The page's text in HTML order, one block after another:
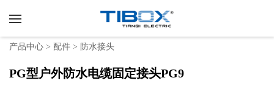
产品中心 > 配件 > 防水接头
PG型户外防水电缆固定接头PG9